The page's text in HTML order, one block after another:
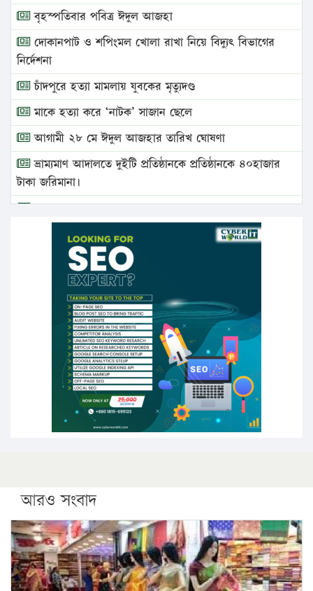
বৃহস্পতিবার পবিত্র ঈদুল আজহা
দোকানপাট ও শপিংমল খোলা রাখা নিয়ে বিদ্যুৎ বিভাগের
নির্দেশনা
চাঁদপুরে হত্যা মামলায় যুবকের মৃত্যুদণ্ড
মাকে হত্যা করে ‘নাটক’ সাজান ছেলে
আগামী ২৮ মে ঈদুল আজহার তারিখ ঘোষণা
ভ্রাম্যমাণ আদালতে দুইটি প্রতিষ্ঠানকে প্রতিষ্ঠানকে ৪০হাজার
টাকা জরিমানা।
এবার লঞ্চের ভাড়া বাড়ল
১৭ থেকে ২১ শতাংশ বিদ্যুতের দাম বাড়ানোর প্রস্তাব পিডিবির
১৬ মে চাঁদপুর ও ২৫ মে ফেনী সফরে যাবেন প্রধানমন্ত্রী
উচ্চশিক্ষায় গৌরবময় অর্জন: পূর্ণ স্কলারশিপে যুক্তরাষ্ট্রে
পিএইচডি করছেন কুয়েটের কৃতি…
সারা দেশে বজ্রাঘাতে ১৪ জনের প্রাণহানি
কঠোর হচ্ছে এসএসসি ও এইচএসসি পরীক্ষা
ফরিদগঞ্জে আগুনে পুড়লো ৬ ব্যবসা প্রতিষ্ঠান
আরও সংবাদ